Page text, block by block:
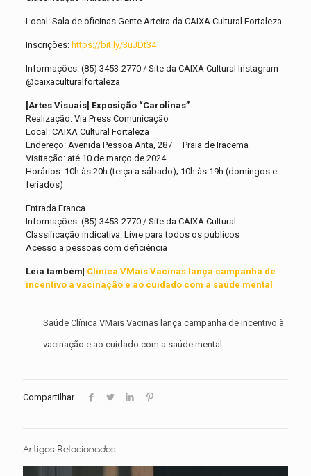
Local: Sala de oficinas Gente Arteira da CAIXA Cultural Fortaleza
Inscrições: https://bit.ly/3uJDt34
Informações: (85) 3453-2770 / Site da CAIXA Cultural Instagram
@caixaculturalfortaleza
[Artes Visuais] Exposição “Carolinas”
Realização: Via Press Comunicação
Local: CAIXA Cultural Fortaleza
Endereço: Avenida Pessoa Anta, 287 – Praia de Iracema
Visitação: até 10 de março de 2024
Horários: 10h às 20h (terça a sábado); 10h às 19h (domingos e
feriados)
Entrada Franca
Informações: (85) 3453-2770 / Site da CAIXA Cultural
Classificação indicativa: Livre para todos os públicos
Acesso a pessoas com deficiência
Leia também| Clínica VMais Vacinas lança campanha de
incentivo à vacinação e ao cuidado com a saúde mental
Saúde Clínica VMais Vacinas lança campanha de incentivo à
vacinação e ao cuidado com a saúde mental
Compartilhar
Artigos Relacionados